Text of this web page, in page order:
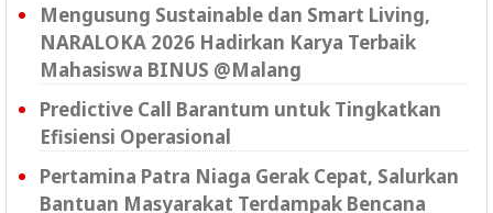
Mengusung Sustainable dan Smart Living,
NARALOKA 2026 Hadirkan Karya Terbaik
Mahasiswa BINUS @Malang
Predictive Call Barantum untuk Tingkatkan
Efisiensi Operasional
Pertamina Patra Niaga Gerak Cepat, Salurkan
Bantuan Masyarakat Terdampak Bencana